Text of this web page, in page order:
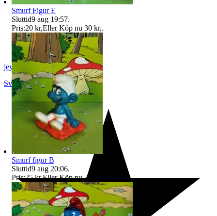
jeyd
Svalöv,Sverige
Smurf Figur E
Sluttid9 aug 19:57.
Pris:20 kr,Eller Köp nu 30 kr,.
Smurf figur B
Sluttid9 aug 20:06.
Pris:25 kr,Eller Köp nu 36 kr